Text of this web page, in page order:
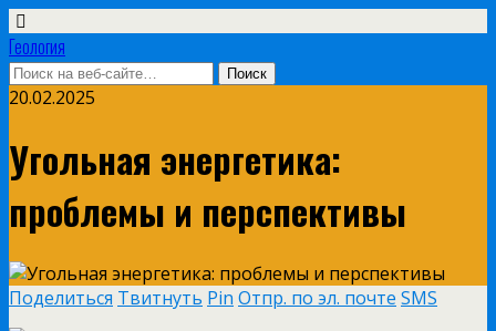
Геология
20.02.2025
Угольная энергетика:
проблемы и перспективы
Поделиться Твитнуть Pin Отпр. по эл. почте SMS